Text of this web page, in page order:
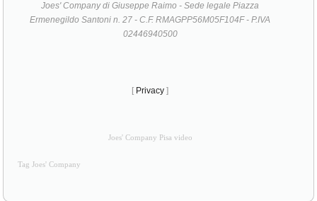
Joes' Company di Giuseppe Raimo - Sede legale Piazza
Ermenegildo Santoni n. 27 - C.F. RMAGPP56M05F104F - P.IVA
02446940500
[ Privacy ]
Joes' Company Pisa video
Tag Joes' Company